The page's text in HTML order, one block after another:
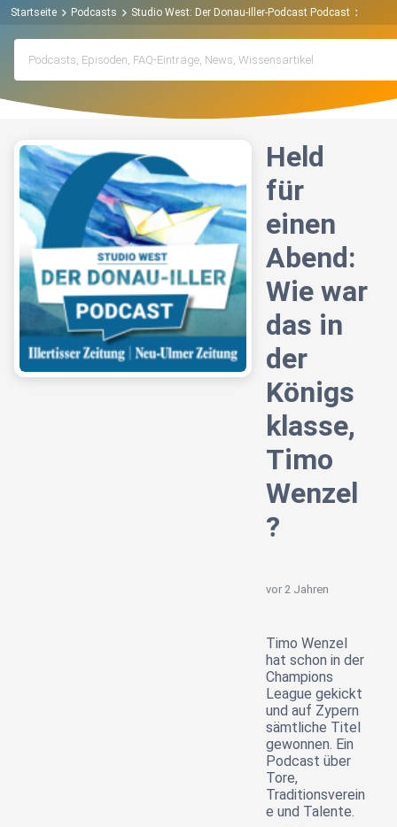
Startseite Podcasts Studio West: Der Donau-Iller-Podcast Podcast
Held
für
einen
Abend:
Wie war
das in
der
Königs
klasse,
Timo
Wenzel
?
vor 2 Jahren
Timo Wenzel
hat schon in der
Champions
League gekickt
und auf Zypern
sämtliche Titel
gewonnen. Ein
Podcast über
Tore,
Traditionsverein
e und Talente.